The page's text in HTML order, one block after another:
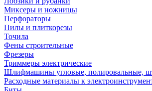
Миксеры и ножницы
Перфораторы
Пилы и плиткорезы
Точила
Фены строительные
Фрезеры
Триммеры электрические
Шлифмашины угловые, полировальные,
Расходные материалы к